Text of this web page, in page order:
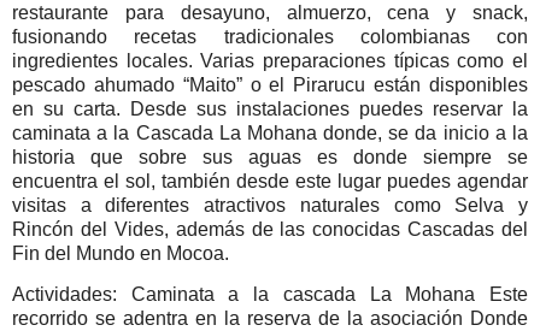
restaurante para desayuno, almuerzo, cena y snack,
fusionando recetas tradicionales colombianas con
ingredientes locales. Varias preparaciones típicas como el
pescado ahumado “Maito” o el Pirarucu están disponibles
en su carta. Desde sus instalaciones puedes reservar la
caminata a la Cascada La Mohana donde, se da inicio a la
historia que sobre sus aguas es donde siempre se
encuentra el sol, también desde este lugar puedes agendar
visitas a diferentes atractivos naturales como Selva y
Rincón del Vides, además de las conocidas Cascadas del
Fin del Mundo en Mocoa.
Actividades: Caminata a la cascada La Mohana Este
recorrido se adentra en la reserva de la asociación Donde